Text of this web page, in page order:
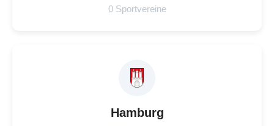
0 Sportvereine
Hamburg